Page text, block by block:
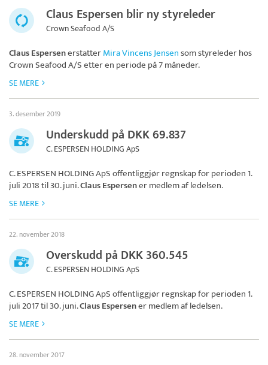
Claus Espersen blir ny styreleder
Crown Seafood A/S
Claus EspersenerstatterMira Vincens Jensensom styreleder hos
Crown Seafood A/Setter en periode på 7 måneder.
SE MERE
3. desember 2019
Underskudd på DKK 69.837
C. ESPERSEN HOLDING ApS
C. ESPERSEN HOLDING ApSoffentliggjør regnskap for perioden 1.
juli 2018 til 30. juni.Claus Espersener medlem af ledelsen.
SE MERE
22. november 2018
Overskudd på DKK 360.545
C. ESPERSEN HOLDING ApS
C. ESPERSEN HOLDING ApSoffentliggjør regnskap for perioden 1.
juli 2017 til 30. juni.Claus Espersener medlem af ledelsen.
SE MERE
28. november 2017